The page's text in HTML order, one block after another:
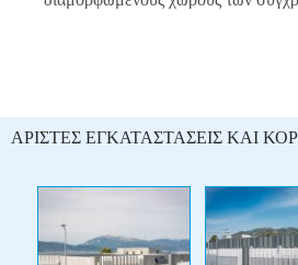
ΑΡΙΣΤΕΣ ΕΓΚΑΤΑΣΤΑΣΕΙΣ ΚΑΙ